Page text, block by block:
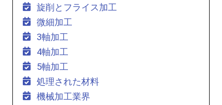
旋削とフライス加工
微細加工
3軸加工
4軸加工
5軸加工
処理された材料
機械加工業界